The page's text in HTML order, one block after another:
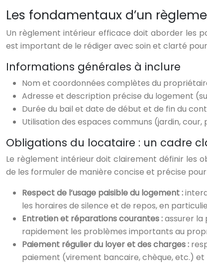
Les fondamentaux d’un
Un règlement intérieur efficace doit aborder les
est important de le rédiger avec soin et clarté
Informations générales à inclure
Nom et coordonnées complètes du
Adresse et description précise du logement
Durée du bail et date de début et de fin du
Utilisation des espaces communs (jardin,
Obligations du locataire : un cadre
Le règlement intérieur doit clairement définir les
de les formuler de manière concise et précise
Respect de l’usage paisible du logement :
les horaires de silence et de repos, en
Entretien et réparations courantes :assurer la
rapidement les problèmes importants au
Paiement régulier du loyer et des charges :
paiement (virement bancaire, chèque, etc.)